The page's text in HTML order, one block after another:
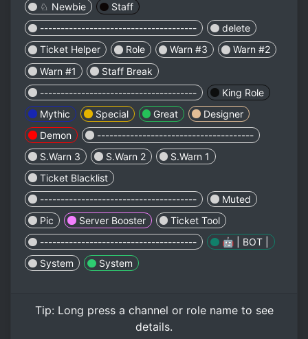
♘ Newbie
Staff
--------------------------------------
delete
Ticket Helper
Role Warn #3
Warn #2
Warn #1
Staff Break
--------------------------------------
King Role
Mythic
Special Great
Designer
Demon
--------------------------------------
S.Warn 3
S.Warn 2
S.Warn 1
Ticket Blacklist
--------------------------------------
Muted
Pic
Server Booster
Ticket Tool
--------------------------------------
🤖 | BOT |
System
System
Tip: Long pressa channel or role name to see
details.